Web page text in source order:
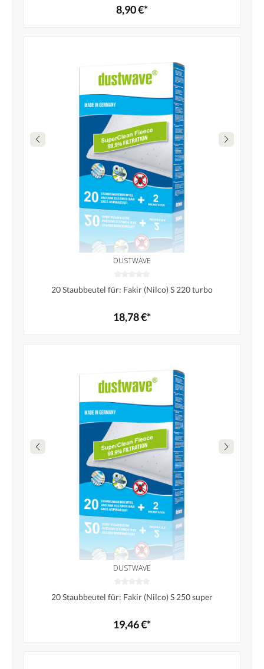
8,90 €*
DUSTWAVE
20 Staubbeutel für: Fakir (Nilco) S 220 turbo
18,78 €*
DUSTWAVE
20 Staubbeutel für: Fakir (Nilco) S 250 super
19,46 €*